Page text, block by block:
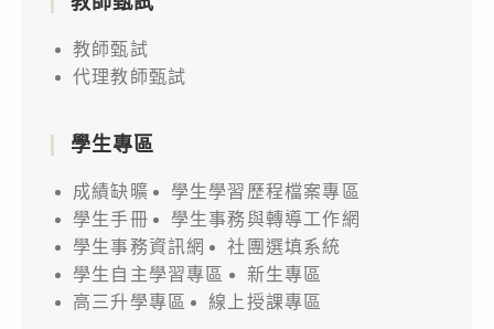
教師甄試
代理教師甄試
學生專區
成績缺曠
學生學習歷程檔案專區
學生手冊
學生事務與轉導工作網
學生事務資訊網
社團選填系統
學生自主學習專區
新生專區
高三升學專區
線上授課專區